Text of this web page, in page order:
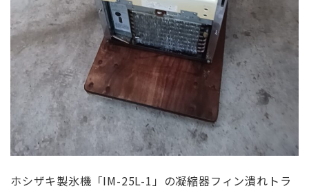
ホシザキ製氷機「IM-25L-1」の凝縮器フィン潰れトラ